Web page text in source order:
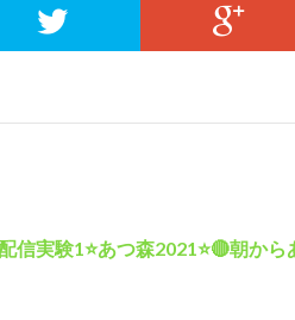
信実験1⭐あつ森2021⭐🔴朝か